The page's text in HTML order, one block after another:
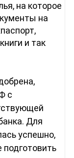
на которое
на
и так
с
Для
успешно,